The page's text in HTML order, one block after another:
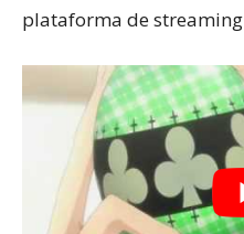
plataforma de streaming